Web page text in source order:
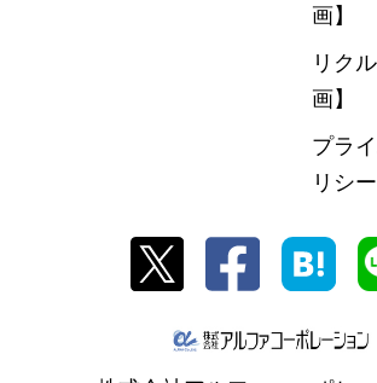
画】
リク
画】
プラ
リシー